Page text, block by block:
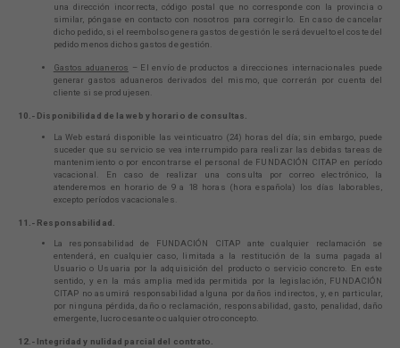
una dirección incorrecta, código postal que no corresponde con la provincia o
similar, póngase en contacto con nosotros para corregirlo. En caso de cancelar
dicho pedido, si el reembolso genera gastos de gestión le será devuelto el coste del
pedido menos dichos gastos de gestión.
Gastos aduaneros – El envío de productos a direcciones internacionales puede
generar gastos aduaneros derivados del mismo, que correrán por cuenta del
cliente si se produjesen.
10.- Disponibilidad de la web y horario de consultas.
La Web estará disponible las veinticuatro (24) horas del día; sin embargo, puede
suceder que su servicio se vea interrumpido para realizar las debidas tareas de
mantenimiento o por encontrarse el personal de FUNDACIÓN CITAP en período
vacacional. En caso de realizar una consulta por correo electrónico, la
atenderemos en horario de 9 a 18 horas (hora española) los días laborables,
excepto períodos vacacionales.
11.- Responsabilidad.
La responsabilidad de FUNDACIÓN CITAP ante cualquier reclamación se
entenderá, en cualquier caso, limitada a la restitución de la suma pagada al
Usuario o Usuaria por la adquisición del producto o servicio concreto. En este
sentido, y en la más amplia medida permitida por la legislación, FUNDACIÓN
CITAP no asumirá responsabilidad alguna por daños indirectos, y, en particular,
por ninguna pérdida, daño o reclamación, responsabilidad, gasto, penalidad, daño
emergente, lucro cesante o cualquier otro concepto.
12.- Integridad y nulidad parcial del contrato.